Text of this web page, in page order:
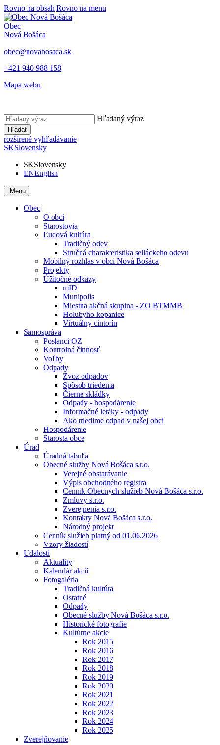
Rovno na obsah Rovno na menu
Obec
Nová Bošáca
obec@novabosaca.sk
+421 940 988 158
Mapa webu
Hľadaný výraz
Hľadať
rozšírené vyhľadávanie
SKSlovensky
SKSlovensky
ENEnglish
Menu
Obec
O obci
Starostovia
Ľudová kultúra
Tradičný odev
Stručná charakteristika selláckeho odevu
Mobilný rozhlas v obci Nová Bošáca
Projekty
Úžitočné odkazy
mID
Munipolis
Miestna akčná skupina - ZO BTMMB
Holubyho kopanice
Virtuálny cintorín
Samospráva
Poslanci OZ
Kontrolná činnosť
Voľby
Odpady
Zvoz odpadov
Spôsob triedenia
Čierne skládky
Odpady - hospodárenie
Informačné letáky - odpady
Ako triedime odpad v našej obci
Hospodárenie
Starosta obce
Úrad
Úradná tabuľa
Obecné služby Nová Bošáca s.r.o.
Verejné obstarávanie
Výpis obchodného registra
Cenník Obecných služieb Nová Bošáca s.r.o.
Zmluvy s.r.o.
Zverejnenia s.r.o.
Kontakty Nová Bošáca s.r.o.
Národný projekt
Cenník služieb platný od 01.06.2026
Vzory žiadostí
Udalosti
Aktuality
Kalendár akcií
Fotogaléria
Tradičná kultúra
Ostatné
Odpady
Obecné služby Nová Bošáca s.r.o.
Historické fotografie
Kultúrne akcie
Rok 2015
Rok 2016
Rok 2017
Rok 2018
Rok 2019
Rok 2020
Rok 2021
Rok 2022
Rok 2023
Rok 2024
Rok 2025
Zverejňovanie